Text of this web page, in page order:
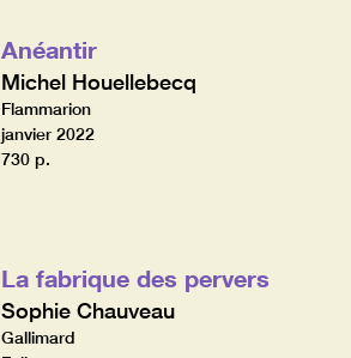
Anéantir
Michel Houellebecq
Flammarion
janvier 2022
730 p.
La fabrique des pervers
Sophie Chauveau
Gallimard